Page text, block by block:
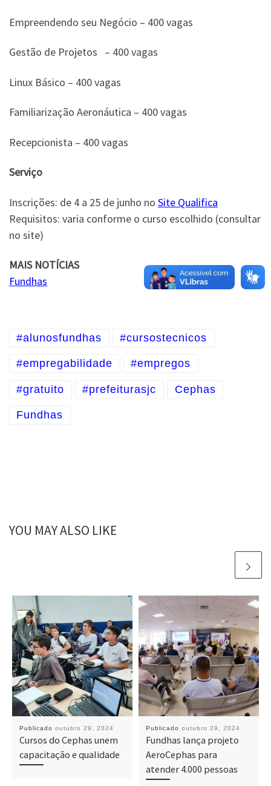
Empreendendo seu Negócio – 400 vagas
Gestão de Projetos – 400 vagas
Linux Básico – 400 vagas
Familiarização Aeronáutica – 400 vagas
Recepcionista – 400 vagas
Serviço
Inscrições: de 4 a 25 de junho no Site Qualifica
Requisitos: varia conforme o curso escolhido (consultar
no site)
MAIS NOTÍCIAS
Fundhas
#alunosfundhas #cursostecnicos
#empregabilidade #empregos
#gratuito #prefeiturasjc Cephas
Fundhas
YOU MAY ALSO LIKE
Publicado outubro 29, 2024
Cursos do Cephas unem
capacitação e qualidade
Publicado outubro 29, 2024
Fundhas lança projeto
AeroCephas para
atender 4.000 pessoas